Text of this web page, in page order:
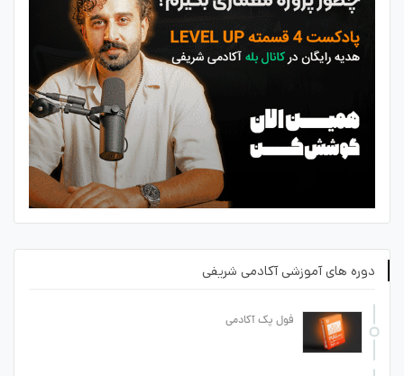
دوره های آموزشی آکادمی شریفی
فول پک آکادمی